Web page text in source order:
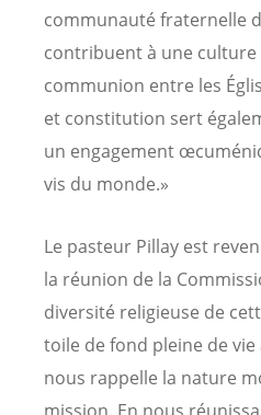
communauté fraternelle
contribuent à une culture
communion entre les
et constitution sert
un engagement
vis du monde.»
Le pasteur Pillay est
la réunion de la
diversité religieuse de
toile de fond pleine de
nous rappelle la nature